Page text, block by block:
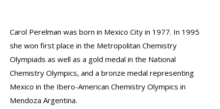
Carol Perelman was born in Mexico City in 1977. In 1995
she won first place in the Metropolitan Chemistry
Olympiads as well as a gold medal in the National
Chemistry Olympics, and a bronze medal representing
Mexico in the Ibero-American Chemistry Olympics in
Mendoza Argentina.